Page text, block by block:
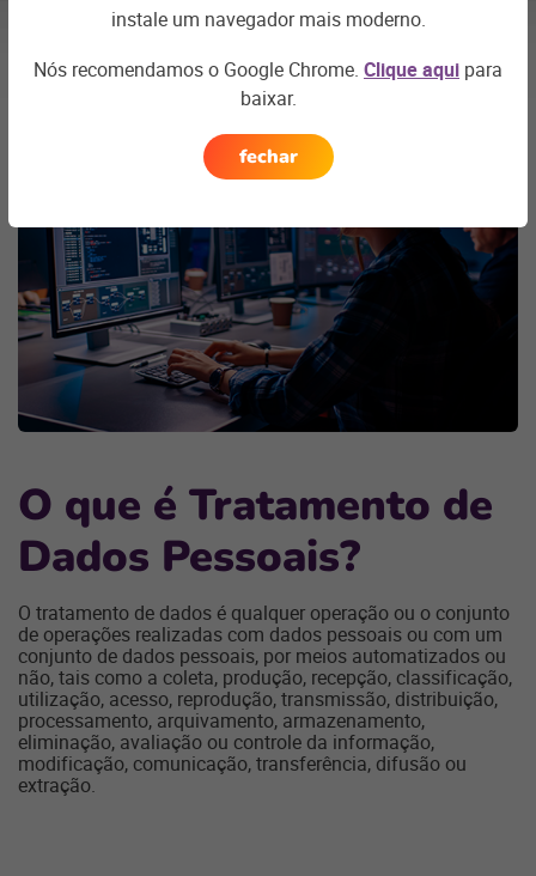
O que é Tratamento de
Dados Pessoais?
O tratamento de dados é qualquer operação ou o conjunto
de operações realizadas com dados pessoais ou com um
conjunto de dados pessoais, por meios automatizados ou
não, tais como a coleta, produção, recepção, classificação,
utilização, acesso, reprodução, transmissão, distribuição,
processamento, arquivamento, armazenamento,
eliminação, avaliação ou controle da informação,
modificação, comunicação, transferência, difusão ou
extração.
seção
instale um navegador mais moderno.
Nós recomendamos o Google Chrome. Clique aqui para
baixar.
fechar